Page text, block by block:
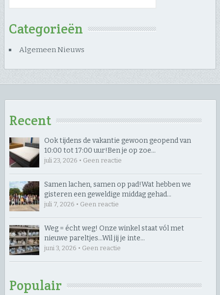
Categorieën
Algemeen Nieuws
Recent
Ook tijdens de vakantie gewoon geopend van
10:00 tot 17:00 uur! ​Ben je op zoe…
juli 23, 2026 • Geen reactie
Samen lachen, samen op pad! ​Wat hebben we
gisteren een geweldige middag gehad…
juli 7, 2026 • Geen reactie
Weg = écht weg! Onze winkel staat vól met
nieuwe pareltjes… ​Wil jij je inte…
juni 3, 2026 • Geen reactie
Populair